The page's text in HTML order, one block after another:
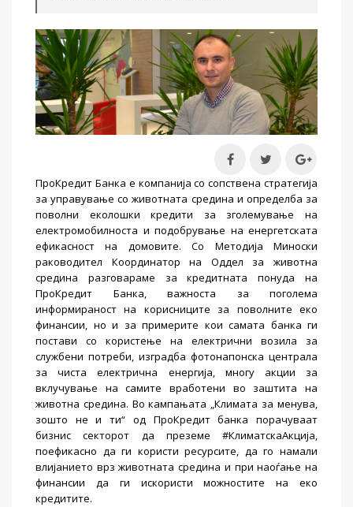
ПроКредит Банка е компанија со сопствена стратегија
за управување со животната средина и определба за
поволни еколошки кредити за зголемување на
електромобилноста и подобрување на енергетската
ефикасност на домовите. Со Методија Миноски
раководител Координатор на Оддел за животна
средина разговараме за кредитната понуда на
ПроКредит Банка, важноста за поголема
информираност на корисниците за поволните еко
финансии, но и за примерите кои самата банка ги
постави со користење на електрични возила за
службени потреби, изградба фотонапонска централа
за чиста електрична енергија, многу акции за
вклучување на самите вработени во заштита на
животна средина. Во кампањата „Климата за менува,
зошто не и ти“ од ПроКредит банка порачуваат
бизнис секторот да преземе #КлиматскаАкција,
поефикасно да ги користи ресурсите, да го намали
влијанието врз животната средина и при наоѓање на
финансии да ги искористи можностите на еко
кредитите.